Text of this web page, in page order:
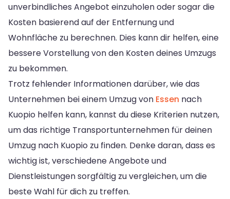
unverbindliches Angebot einzuholen oder sogar die
Kosten basierend auf der Entfernung und
Wohnfläche zu berechnen. Dies kann dir helfen, eine
bessere Vorstellung von den Kosten deines Umzugs
zu bekommen.
Trotz fehlender Informationen darüber, wie das
Unternehmen bei einem Umzug von Essen nach
Kuopio helfen kann, kannst du diese Kriterien nutzen,
um das richtige Transportunternehmen für deinen
Umzug nach Kuopio zu finden. Denke daran, dass es
wichtig ist, verschiedene Angebote und
Dienstleistungen sorgfältig zu vergleichen, um die
beste Wahl für dich zu treffen.